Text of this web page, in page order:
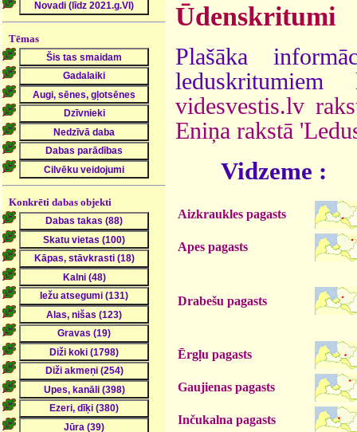
Tēmas
Konkrēti dabas objekti
Ūdenskritumi
Plašāka
videsvestis.lv
Eniņa rakstā
Vidzeme :
Aizkraukles pagasts
Apes pagasts
Drabešu pagasts
Ērgļu pagasts
Gaujienas pagasts
Inčukalna pagasts